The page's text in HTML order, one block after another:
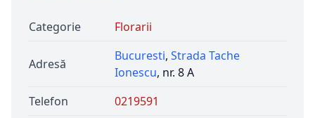
Categorie Florarii
Adresă
Bucuresti, Strada Tache
Ionescu, nr. 8 A
Telefon
0219591